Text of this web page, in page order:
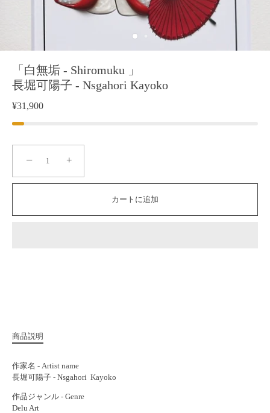
「白無垢 - Shiromuku 」
長堀可陽子 - Nsgahori Kayoko
¥31,900
− +
カートに追加
商品説明
作家名 - Artist name
長堀可陽子 - Nsgahori Kayoko
作品ジャンル - Genre
Delu Art